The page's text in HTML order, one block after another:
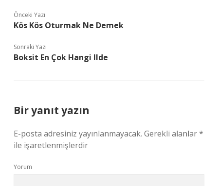
Önceki Yazı
Kös Kös Oturmak Ne Demek
Sonraki Yazı
Boksit En Çok Hangi Ilde
Bir yanıt yazın
E-posta adresiniz yayınlanmayacak. Gerekli alanlar*
ile işaretlenmişlerdir
Yorum